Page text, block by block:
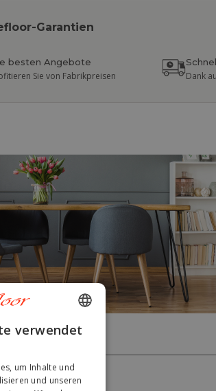
Garantien
besten Angebote
Sie von Fabrikpreisen Dank
ENGLISH
DUTCH
verwendet
um Inhalte und
und unseren